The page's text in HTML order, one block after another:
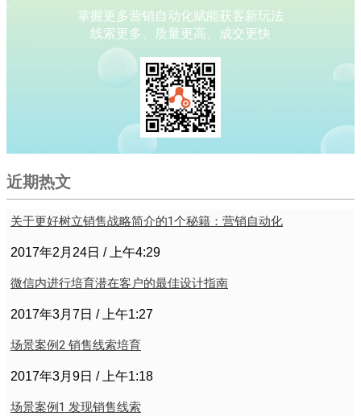
掌握更多营销自动化赋能获客新玩法
线索更多、质量更高、成交更快
近期热文
关于更好树立销售战略简介的1个秘籍：营销自动化
2017年2月24日 上午4:29
微信内进行培育潜在客户的最佳设计指南
2017年3月7日 上午1:27
场景案例2 销售线索培育
2017年3月9日 上午1:18
场景案例1 发现销售线索